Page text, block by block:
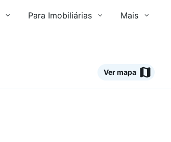
Para Imobiliárias Mais
Ver mapa